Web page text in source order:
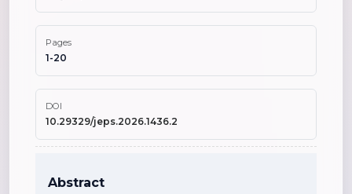
Pages
1-20
DOI
10.29329/jeps.2026.1436.2
Abstract